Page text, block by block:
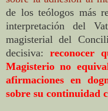
de los teólogos más
interpretación del
magisterial del
decisiva:reconocer
Magisterio no
afirmaciones en
sobre su continuidad